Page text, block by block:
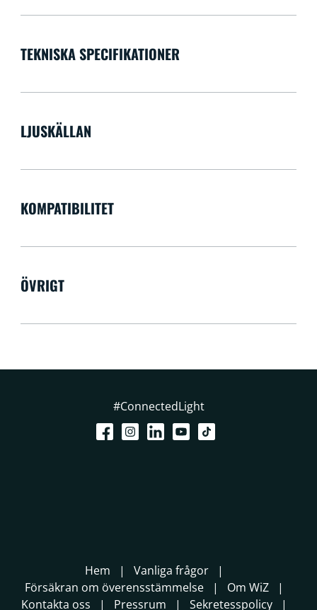
TEKNISKA SPECIFIKATIONER
LJUSKÄLLAN
KOMPATIBILITET
ÖVRIGT
#ConnectedLight
Hem
Vanliga frågor
Försäkran om överensstämmelse
Om WiZ
Kontakta oss
Pressrum Sekretesspolicy